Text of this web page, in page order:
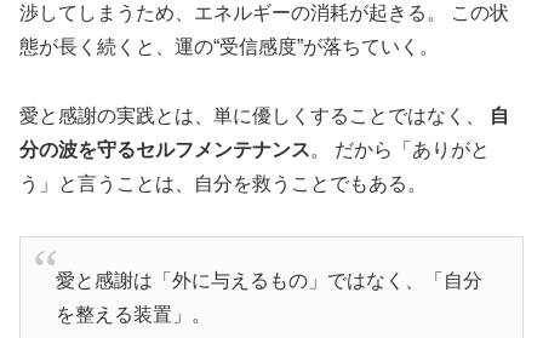
渉してしまうため、エネルギーの消耗が起きる。 この状
態が長く続くと、運の“受信感度”が落ちていく。
愛と感謝の実践とは、単に優しくすることではなく、
自
分の波を守るセルフメンテナンス。 だから「ありがと
う」と言うことは、自分を救うことでもある。
愛と感謝は「外に与えるもの」ではなく、「自分
を整える装置」。